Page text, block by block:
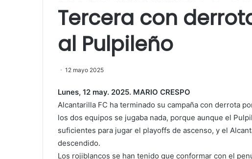
Tercera con
al Pulpileño
12 mayo 2025
Lunes, 12 may. 2025. MARIO CRESPO
Alcantarilla FC ha terminado su campaña con derrota
los dos equipos se jugaba nada, porque aunque el
suficientes para jugar el playoffs de ascenso, y el
descendido.
Los rojiblancos se han tenido que conformar con el